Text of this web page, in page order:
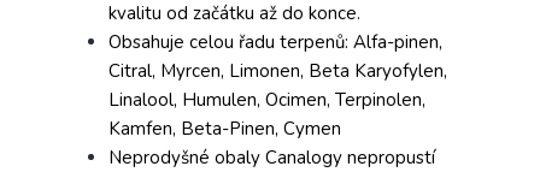
kvalitu od začátku až do konce.
Obsahuje celou řadu terpenů: Alfa-pinen,
Citral, Myrcen, Limonen, Beta Karyofylen,
Linalool, Humulen, Ocimen, Terpinolen,
Kamfen, Beta-Pinen, Cymen
Neprodyšné obaly Canalogy nepropustí